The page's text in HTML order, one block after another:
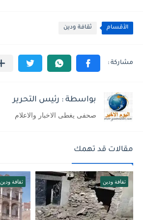
الأقسام ثقافة ودين
بواسطة : رئيس التحرير
صحفى يغطى الاخبار والاعلام
مقالات قد تهمك
ثقافة ودين ثقافة ودين